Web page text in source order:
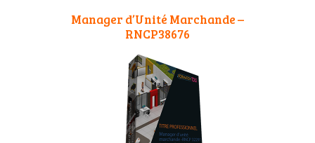
Manager d’Unité Marchande –
RNCP38676